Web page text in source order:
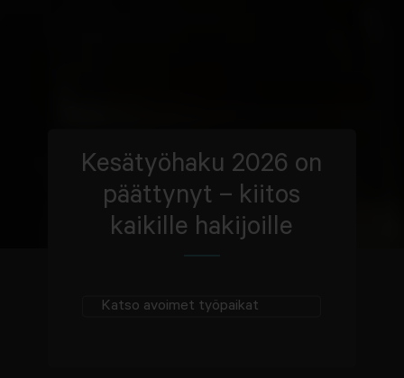
Kesätyöhaku 2026 on
päättynyt – kiitos
kaikille hakijoille
Katso avoimet työpaikat